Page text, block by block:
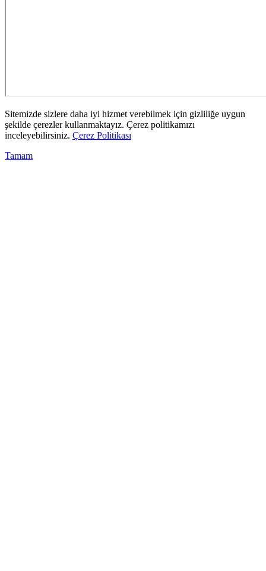
Sitemizde sizlere daha iyi hizmet verebilmek için gizliliğe uygun
şekilde çerezler kullanmaktayız. Çerez politikamızı
inceleyebilirsiniz. Çerez Politikası
Tamam